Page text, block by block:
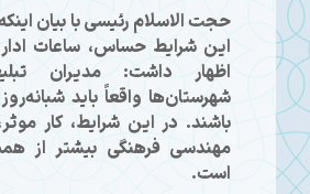
حجت الاسلام رئیسی با بیان
این شرایط حساس، ساعات
اظهار داشت: مدیران
شهرستان‌ها واقعاً باید
باشند. در این شرایط، کار
مهندسی فرهنگی بیشتر از
است.